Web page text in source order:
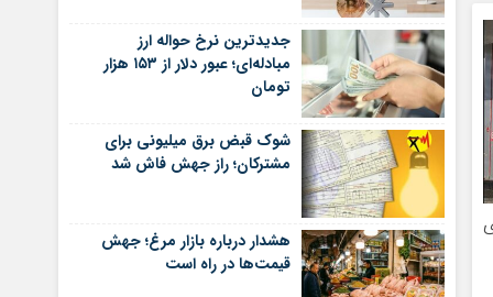
جدیدترین نرخ حواله ارز
مبادله‌ای؛ عبور دلار از ۱۵۳ هزار
تومان
شوک قبض برق میلیونی برای
مشترکان؛ راز جهش فاش شد
هشدار درباره بازار مرغ؛ جهش
قیمت‌ها در راه است